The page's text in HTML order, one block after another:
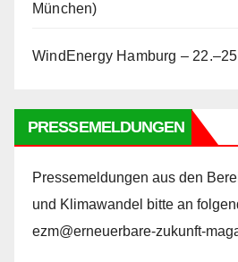
München)
WindEnergy Hamburg –
PRESSEMELDUNGEN
Pressemeldungen aus den
und Klimawandel bitte an
ezm@erneuerbare-zukunft-